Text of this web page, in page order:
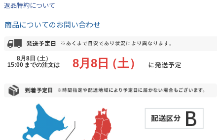
返品特約について
商品についてのお問い合わせ